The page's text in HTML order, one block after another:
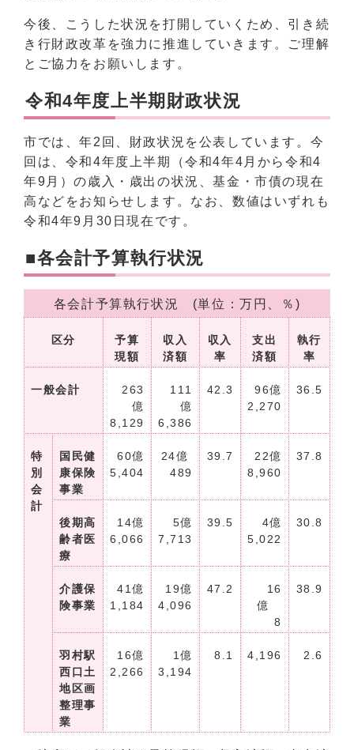
今後、こうした状況を打開していくため、引き続
き行財政改革を強力に推進していきます。ご理解
とご協力をお願いします。
令和4年度上半期財政状況
市では、年2回、財政状況を公表しています。今
回は、令和4年度上半期（令和4年4月から令和4
年9月）の歳入・歳出の状況、基金・市債の現在
高などをお知らせします。なお、数値はいずれも
令和4年9月30日現在です。
■各会計予算執行状況
各会計予算執行状況 (単位：万円、％)
区分
予算
現額
収入
済額
収入
率
支出
済額
執行
率
一般会計
263
億
8,129
111
億
6,386
42.3
96億
2,270
36.5
特
別
会
計
国民健
康保険
事業
60億
5,404
24億
489
39.7
22億
8,960
37.8
後期高
齢者医
療
14億
6,066
5億
7,713
39.5
4億
5,022
30.8
介護保
険事業
41億
1,184
19億
4,096
47.2
16
億
8
38.9
羽村駅
西口土
地区画
整理事
業
16億
2,266
1億
3,194
8.1 4,196 2.6